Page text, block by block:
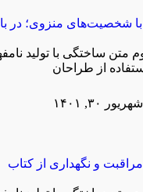
شخصیت‌های منزوی؛ در
متن ساختگی با تولید
از طراحان
شهریور ۳۰, ۱۴۰۱
و نگهداری از کتاب